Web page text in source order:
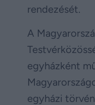
rendezését.
A
egyházként
egyházi